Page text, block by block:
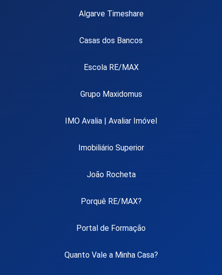
Algarve Timeshare
Casas dos Bancos
Escola RE/MAX
Grupo Maxidomus
IMO Avalia | Avaliar Imóvel
Imobiliário Superior
João Rocheta
Porquê RE/MAX?
Portal de Formação
Quanto Vale a Minha Casa?